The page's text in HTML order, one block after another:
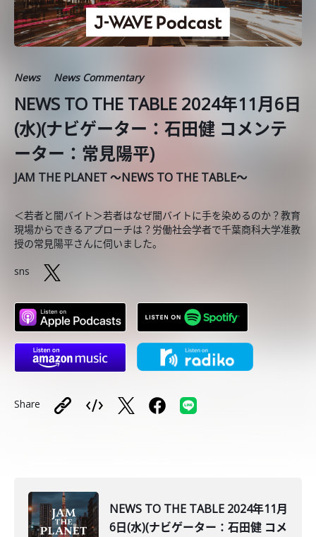
News News Commentary
NEWS TO THE TABLE 2024年11月6日
(水)(ナビゲーター：石田健 コメンテ
ーター：常見陽平)
JAM THE PLANET ～NEWS TO THE TABLE～
＜若者と闇バイト＞若者はなぜ闇バイトに手を染めるのか？教育
現場からできるアプローチは？労働社会学者で千葉商科大学准教
授の常見陽平さんに伺いました。
sns
Share
NEWS TO THE TABLE 2024年11月
6日(水)(ナビゲーター：石田健 コメ